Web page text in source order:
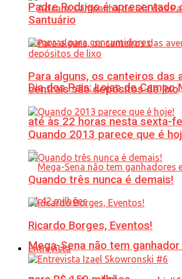
Dia dos Pais: Lojas de Campo
até às 22 horas nesta sexta-
Mega-Sena não tem
Padre Rodrigo é apresentado
Santuário
Para alguns, os canteiros das
centrais são depósitos de lixo
Quando 2013 parece que é
Quando três nunca é demais!
Ricardo Borges, Eventos!
Entrevista